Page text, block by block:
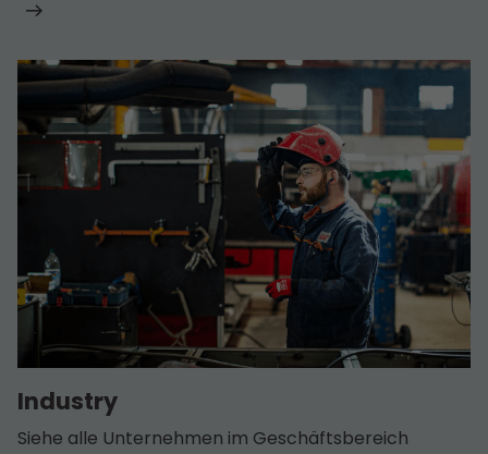
Industry
Siehe alle Unternehmen im Geschäfts­bereich